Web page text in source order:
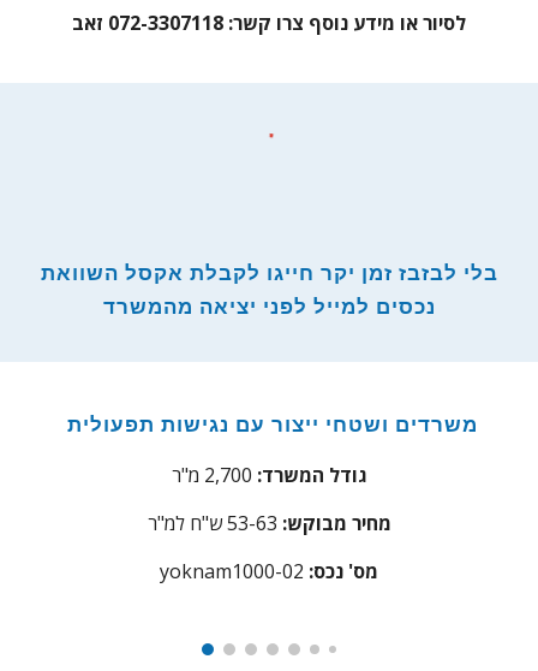
לסיור או מידע נוסף צרו קשר: 072-3307118 זאב
בלי לבזבז זמן יקר חייגו לקבלת אקסל השוואת
נכסים למייל לפני יציאה מהמשרד
משרדים ושטחי ייצור עם נגישות תפעולית
גודל המשרד:
מחיר מבוקש: 53-63ש"ח למ"ר
yoknam1000-02 :מס' נכס